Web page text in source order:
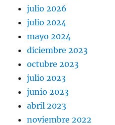
julio 2026
julio 2024
mayo 2024
diciembre 2023
octubre 2023
julio 2023
junio 2023
abril 2023
noviembre 2022